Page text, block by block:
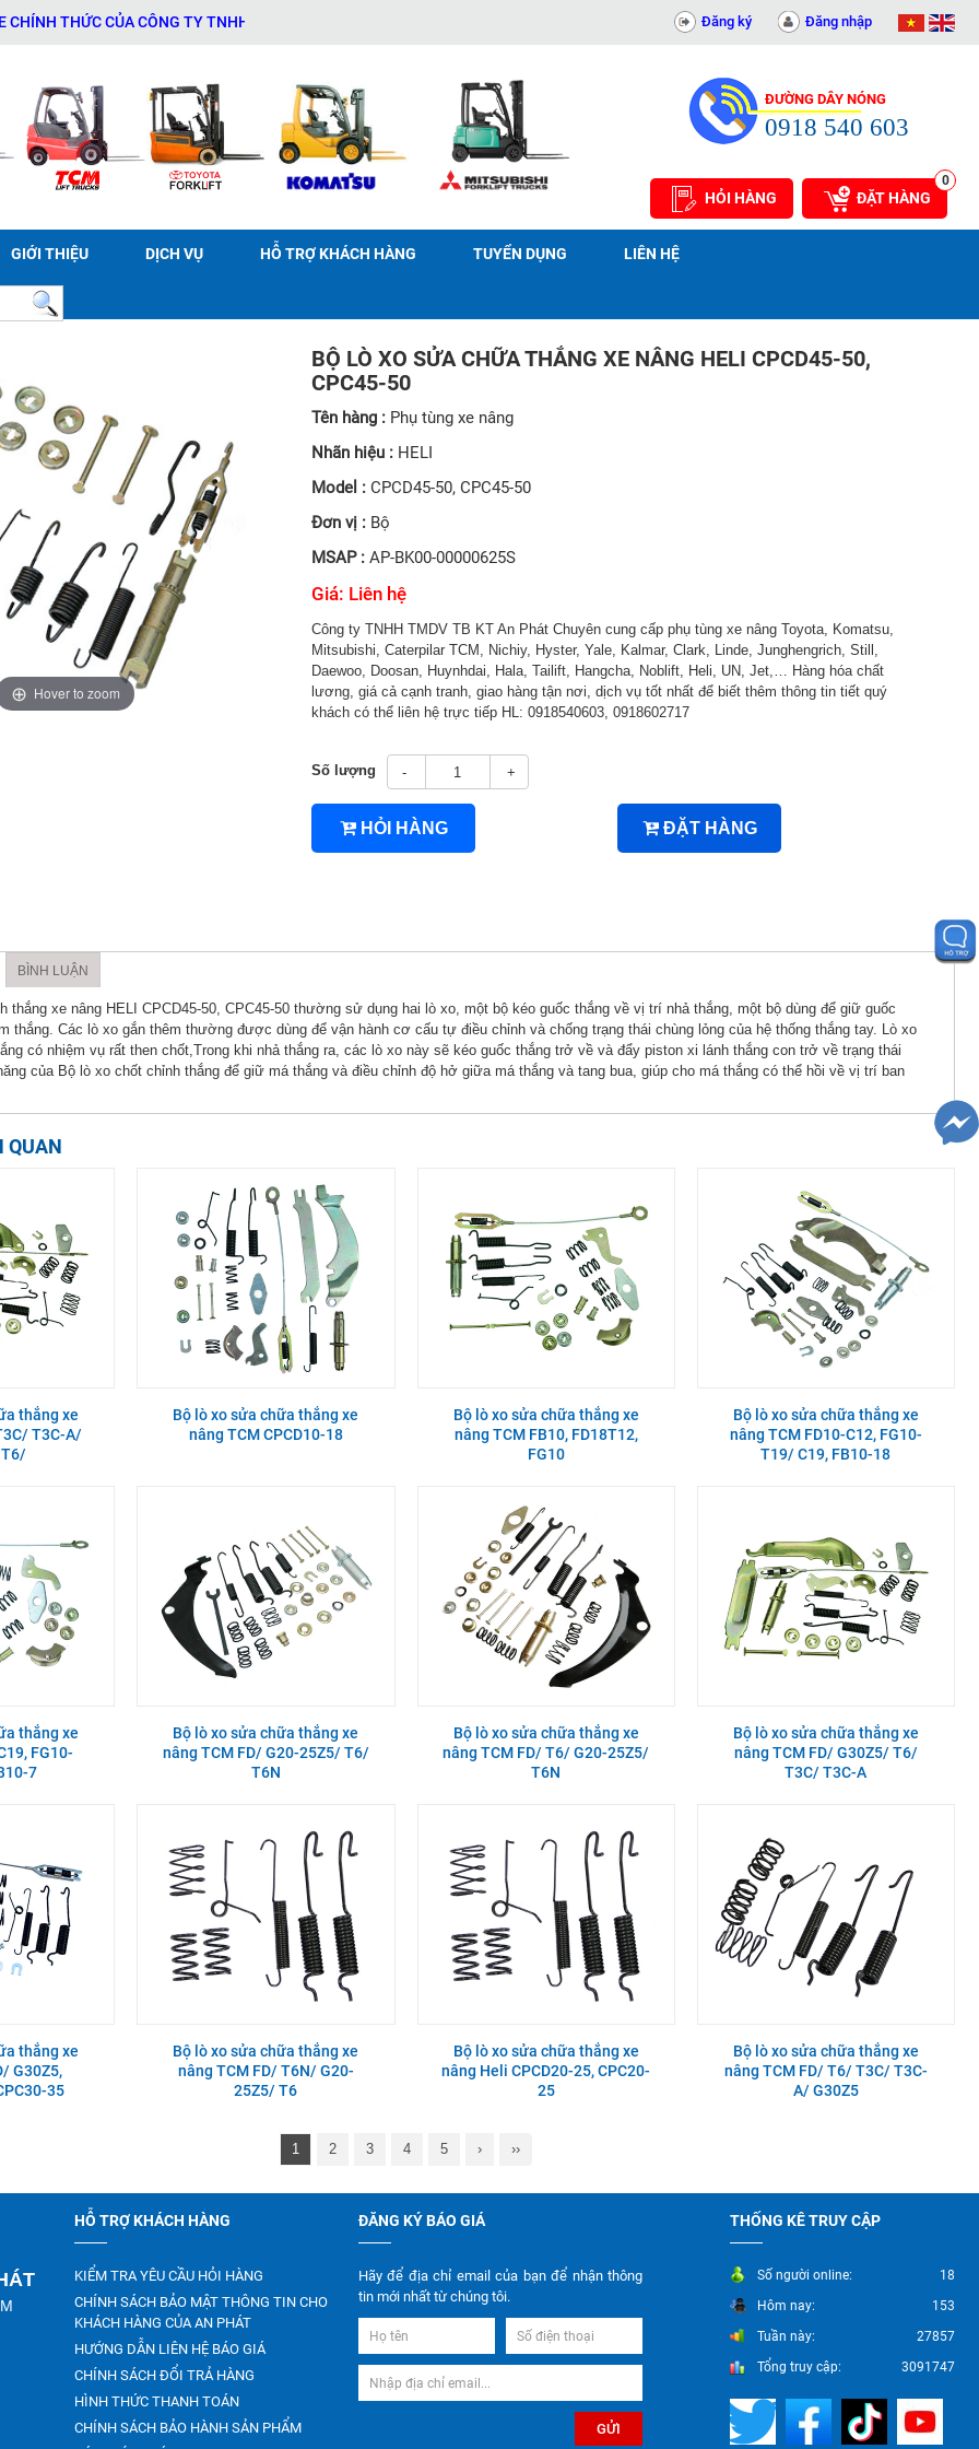
THỨC CỦA CÔNG TY TNHH THƯƠNG MẠI DỊCH VỤ THIẾT BỊ KỸ THUẬT AN PHÁT - 0311414081 Đăng ký Đăng nhập
ĐƯỜNG DÂY NÓNG
0918 540 603
HỎI HÀNG ĐẶT HÀNG
0
GIỚI THIỆU DỊCH VỤ HỖ TRỢ KHÁCH HÀNG TUYỂN DỤNG LIÊN HỆ
4TNV98
Hover to zoom
BỘ LÒ XO SỬA CHỮA THẮNG XE NÂNG HELI CPCD45-50,
CPC45-50
Tên hàng : Phụ tùng xe nâng
Nhãn hiệu : HELI
Model : CPCD45-50, CPC45-50
Đơn vị : Bộ
MSAP : AP-BK00-00000625S
Giá: Liên hệ
Công ty TNHH TMDV TB KT An Phát Chuyên cung cấp phụ tùng xe nâng Toyota, Komatsu,
Mitsubishi, Caterpilar TCM, Nichiy, Hyster, Yale, Kalmar, Clark, Linde, Junghengrich, Still,
Daewoo, Doosan, Huynhdai, Hala, Tailift, Hangcha, Noblift, Heli, UN, Jet,… Hàng hóa chất
lương, giá cả cạnh tranh, giao hàng tận nơi, dịch vụ tốt nhất để biết thêm thông tin tiết quý
khách có thể liên hệ trực tiếp HL: 0918540603, 0918602717
Số lượng - +
HỎI HÀNG ĐẶT HÀNG
BÌNH LUẬN
thắng xe nâng HELI CPCD45-50, CPC45-50 thường sử dụng hai lò xo, một bộ kéo guốc thắng về vị trí nhả thắng, một bộ dùng để giữ guốc
thắng. Các lò xo gắn thêm thường được dùng để vận hành cơ cấu tự điều chỉnh và chống trạng thái chùng lỏng của hệ thống thắng tay. Lò xo
có nhiệm vụ rất then chốt,Trong khi nhả thắng ra, các lò xo này sẽ kéo guốc thắng trở về và đẩy piston xi lánh thắng con trở về trạng thái
của Bộ lò xo chốt chỉnh thắng để giữ má thắng và điều chỉnh độ hở giữa má thắng và tang bua, giúp cho má thắng có thể hồi về vị trí ban
QUAN
thắng xe
T3C-A/
Bộ lò xo sửa chữa thắng xe
nâng TCM CPCD10-18
Bộ lò xo sửa chữa thắng xe
nâng TCM FB10, FD18T12,
FG10
Bộ lò xo sửa chữa thắng xe
nâng TCM FD10-C12, FG10-
T19/ C19, FB10-18
thắng xe
FG10-
7
Bộ lò xo sửa chữa thắng xe
nâng TCM FD/ G20-25Z5/ T6/
T6N
Bộ lò xo sửa chữa thắng xe
nâng TCM FD/ T6/ G20-25Z5/
T6N
Bộ lò xo sửa chữa thắng xe
nâng TCM FD/ G30Z5/ T6/
T3C/ T3C-A
thắng xe
G30Z5,
35
Bộ lò xo sửa chữa thắng xe
nâng TCM FD/ T6N/ G20-
25Z5/ T6
Bộ lò xo sửa chữa thắng xe
nâng Heli CPCD20-25, CPC20-
25
Bộ lò xo sửa chữa thắng xe
nâng TCM FD/ T6/ T3C/ T3C-
A/ G30Z5
1 2 3 4 5 › ››
HỖ TRỢ KHÁCH HÀNG
KIỂM TRA YÊU CẦU HỎI HÀNG
CHÍNH SÁCH BẢO MẬT THÔNG TIN CHO
KHÁCH HÀNG CỦA AN PHÁT
HƯỚNG DẪN LIÊN HỆ BÁO GIÁ
CHÍNH SÁCH ĐỔI TRẢ HÀNG
HÌNH THỨC THANH TOÁN
CHÍNH SÁCH BẢO HÀNH SẢN PHẨM
ĐĂNG KÝ BÁO GIÁ
Hãy để địa chỉ email của bạn để nhận thông
tin mới nhất từ chúng tôi.
THỐNG KÊ TRUY CẬP
Số người online:
18
Hôm nay:
153
Tuần này:
27857
Tổng truy cập:
3091747